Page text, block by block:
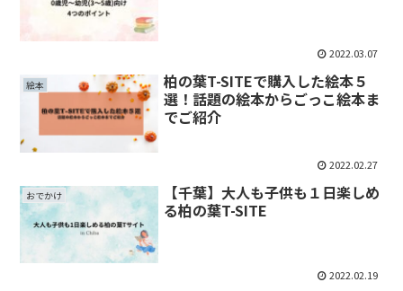
2022.03.07
絵本
柏の葉T-SITEで購入した絵本５
選！話題の絵本からごっこ絵本ま
でご紹介
2022.02.27
おでかけ
【千葉】大人も子供も１日楽しめ
る柏の葉T-SITE
2022.02.19